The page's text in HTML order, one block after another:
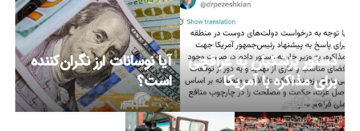
دستور پزشکیان به عراقچی
برای مذاکره با آمریکا
آیا نوسانات ارز نگران‌کننده
است؟